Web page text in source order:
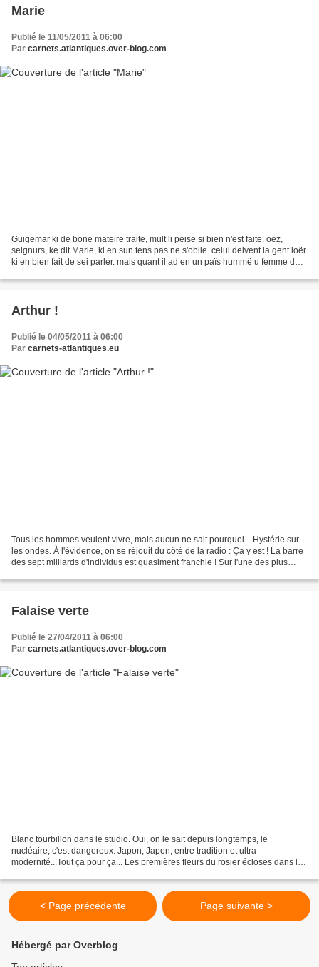
Marie
Publié le 11/05/2011 à 06:00
Par carnets.atlantiques.over-blog.com
Guigemar ki de bone mateire traite, mult li peise si bien n'est faite. oëz,
seignurs, ke dit Marie, ki en sun tens pas ne s'oblie. celui deivent la gent loër
ki en bien fait de sei parler. mais quant il ad en un païs hummë u femme de
Arthur !
Publié le 04/05/2011 à 06:00
Par carnets-atlantiques.eu
Tous les hommes veulent vivre, mais aucun ne sait pourquoi... Hystérie sur
les ondes. À l'évidence, on se réjouit du côté de la radio : Ça y est ! La barre
des sept milliards d'individus est quasiment franchie ! Sur l'une des plus
Falaise verte
Publié le 27/04/2011 à 06:00
Par carnets.atlantiques.over-blog.com
Blanc tourbillon dans le studio. Oui, on le sait depuis longtemps, le
nucléaire, c'est dangereux. Japon, Japon, entre tradition et ultra
modernité...Tout ça pour ça... Les premières fleurs du rosier écloses dans le
< Page précédente Page suivante >
Hébergé par Overblog